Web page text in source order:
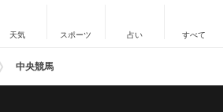
天気 スポーツ 占い すべて
中央競馬